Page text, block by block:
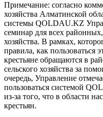
Примечание: согласно
хозяйства Алматинской
системы QOLDAU.KZ
семинар для всех
хозяйства. В рамках,
правила, как пользоваться
крестьяне обращаются в
сельского хозяйства за
очередь, Управление
пользоваться системой
из-за того, что в области
крестьян.